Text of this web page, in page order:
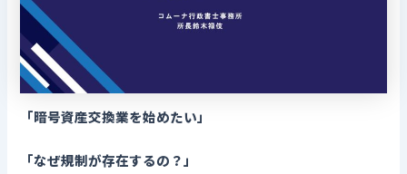
「暗号資産交換業を始めたい」
「なぜ規制が存在するの？」